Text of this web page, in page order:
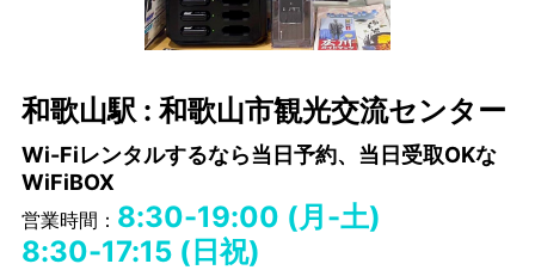
和歌山駅 : 和歌山市観光交流センター
Wi-Fiレンタルするなら当日予約、当日受取OKな
WiFiBOX
営業時間： 8:30-19:00 (月-土)
8:30-17:15 (日祝)